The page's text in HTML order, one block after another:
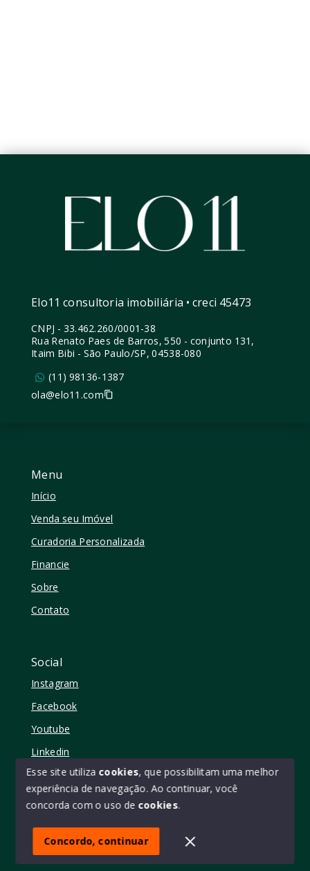
Menu
Início
Venda seu Imóvel
Curadoria Personalizada
Financie
Sobre
Contato
Social
Instagram
Facebook
Youtube
Linkedin
© Copyright 2026 - Elo11 consultoria imobiliária • creci
SITE PARA IMOBILIARIA
Elo11 consultoria imobiliária • creci 45473
CNPJ - 33.462.260/0001-38
Rua Renato Paes de Barros, 550 - conjunto 131,
Itaim Bibi - São Paulo/SP, 04538-080
(11) 98136-1387
ola@elo11.com
Esse site utiliza cookies, que possibilitam uma melhor
experiência de navegação. Ao continuar, você
concorda com o uso de cookies.
Concordo, continuar